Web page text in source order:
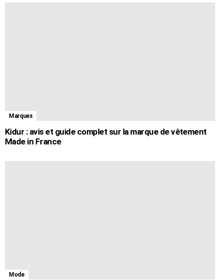
Marques
Kidur : avis et guide complet sur la marque de vêtement
Made in France
Mode